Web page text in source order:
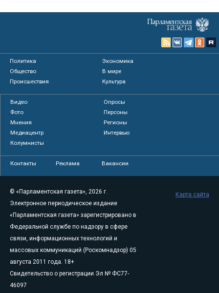
Политика
Экономика
Общество
В мире
Происшествия
Культура
Видео
Опросы
Фото
Персоны
Мнения
Регионы
Медиацентр
Интервью
Колумнисты
Контакты Реклама Вакансии
© «Парламентская газета», 2026 г.
Электронное периодическое издание
«Парламентская газета» зарегистрировано в
Федеральной службе по надзору в сфере
связи, информационных технологий и
массовых коммуникаций (Роскомнадзор) 05
августа 2011 года. 18+
Свидетельство о регистрации Эл № ФС77-
46097
Карта сайта